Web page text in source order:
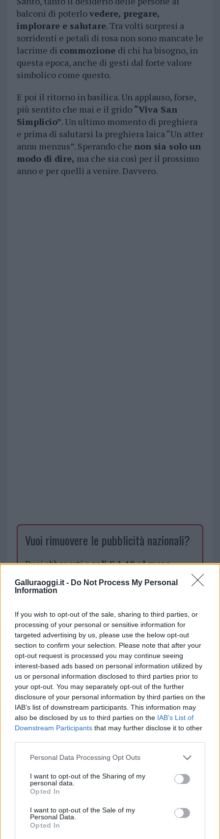
Galluraoggi.it - Do Not Process My Personal
Information
If you wish to opt-out of the sale, sharing to third parties, or
processing of your personal or sensitive information for
targeted advertising by us, please use the below opt-out
section to confirm your selection. Please note that after your
opt-out request is processed you may continue seeing
interest-based ads based on personal information utilized by
us or personal information disclosed to third parties prior to
your opt-out. You may separately opt-out of the further
disclosure of your personal information by third parties on the
IAB’s list of downstream participants. This information may
also be disclosed by us to third parties on the IAB’s List of
Downstream Participants that may further disclose it to other
Please note that this website/app uses one or more Google
not limited to your visit or usage behaviour. You may click to
grant or deny consent to Google and its third-party tags to
use your data for below specified purposes in below Google
consent section.
Personal Data Processing Opt Outs
I want to opt-out of the Sharing of my
personal data.
Opted In
I want to opt-out of the Sale of my
Personal Data.
Opted In
balconi di poterlovedere, pregare,
implorare e salutare. Tra volti sorpresi a
sorridenti e petali di rosa non sono mancate le
lacrime di commozione di chi ha bisogno, in
questa epoca, anche di gesti dal forte valore
simbolico come questo.
E poi il ritorno in basilica. Un applauso, forse,
più sentito che mai e il grido “Viva San
Simplicio”. Un ultimo momento di preghiera
e prima di salutarsi la preghiera laica “Un atter
annu menzus”. Sperando che non sia solo un
modo di dire, ma che sia così per il prossimo
anno e per quelli a venire. Davvero.
Vuoi rimuovere le pubblicità nazionali?
Puoi abbonarti asoli € 1,10 al mese
Puoi effettuare l'accesso andando nella
sezioneLogindal menù del sito o
cliccandoqui
TEMI: San Simplicio Olbia
Notizie in tempo reale?
Entra nel canale telegram di
Inviaci le tue segnalazioni,
Su WhatsApp al numero +39